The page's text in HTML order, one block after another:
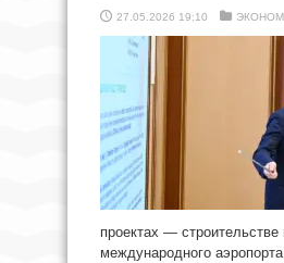
27.05.2026 19:10
проектах —
международного